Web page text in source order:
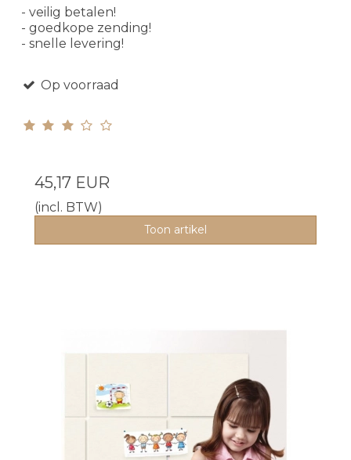
- veilig betalen!
- goedkope zending!
- snelle levering!
Op voorraad
45,17 EUR
(incl. BTW)
Toon artikel